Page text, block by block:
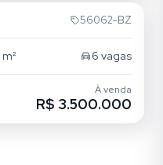
56062-BZ
m² 6 vagas
À venda
R$ 3.500.000